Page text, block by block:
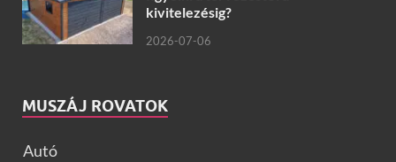
kivitelezésig?
2026-07-06
MUSZÁJ ROVATOK
Autó